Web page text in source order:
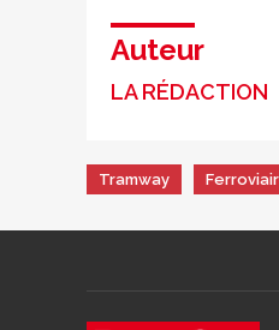
Auteur
LA RÉDACTION
Tramway